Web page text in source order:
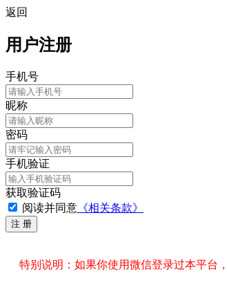
返回
用户注册
手机号
昵称
密码
手机验证
获取验证码
阅读并同意 《相关条款》
特别说明：如果你使用微信登录过本平台